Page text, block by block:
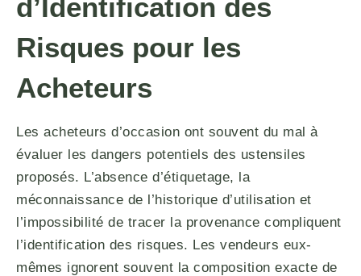
d’Identification des
Risques pour les
Acheteurs
Les acheteurs d’occasion ont souvent du mal à
évaluer les dangers potentiels des ustensiles
proposés. L’absence d’étiquetage, la
méconnaissance de l’historique d’utilisation et
l’impossibilité de tracer la provenance compliquent
l’identification des risques. Les vendeurs eux-
mêmes ignorent souvent la composition exacte de